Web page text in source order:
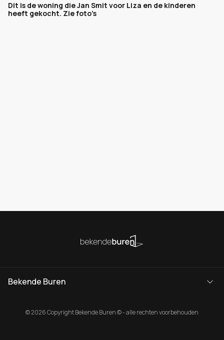
Dit is de woning die Jan Smit voor Liza en de kinderen
heeft gekocht. Zie foto's
Bekende Buren
© 2026 Copyright Bekende Buren © - alle rechten voorbehouden